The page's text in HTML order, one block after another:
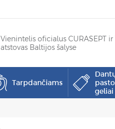
Vienintelis oficialus CURASEPT ir
atstovas Baltijos šalyse
Tarpdančiams
geliai